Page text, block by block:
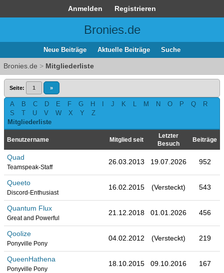
Anmelden Registrieren
Bronies.de
Neue Beiträge Aktuelle Beiträge Suche
Bronies.de > Mitgliederliste
Seite: 1 »
A B C D E F G H J K L M N O P Q
R
S
T U V W X Y
Z
Mitgliederliste
Benutzername Mitglied seit
Letzter
Besuch
Beiträge
Quad
Teamspeak-Staff
26.03.2013 19.07.2026 952
Queeto
Discord-Enthusiast
16.02.2015 (Versteckt) 543
Quantum Flux
Great and Powerful
21.12.2018 01.01.2026 456
Qoolize
Ponyville Pony
04.02.2012 (Versteckt) 219
QueenHathena
Ponyville Pony
18.10.2015 09.10.2016 167